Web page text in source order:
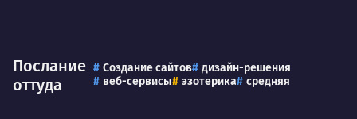
Послание
оттуда
Создание сайтов
дизайн-решения
веб-сервисы
эзотерика средняя